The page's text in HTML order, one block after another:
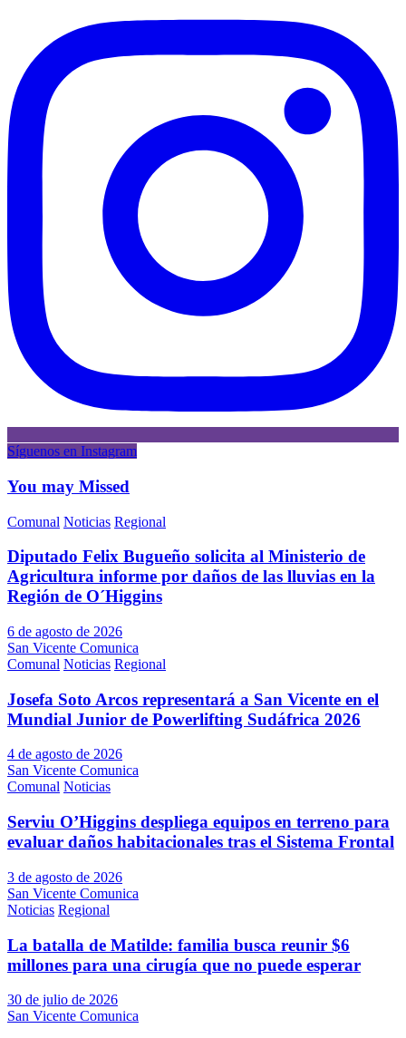
Síguenos en Instagram
You may Missed
Comunal Noticias Regional
Diputado Felix Bugueño solicita al Ministerio de
Agricultura informe por daños de las lluvias en la
Región de O´Higgins
6 de agosto de 2026
San Vicente Comunica
Comunal Noticias Regional
Josefa Soto Arcos representará a San Vicente en el
Mundial Junior de Powerlifting Sudáfrica 2026
4 de agosto de 2026
San Vicente Comunica
Comunal Noticias
Serviu O’Higgins despliega equipos en terreno para
evaluar daños habitacionales tras el Sistema Frontal
3 de agosto de 2026
San Vicente Comunica
Noticias Regional
La batalla de Matilde: familia busca reunir $6
millones para una cirugía que no puede esperar
30 de julio de 2026
San Vicente Comunica